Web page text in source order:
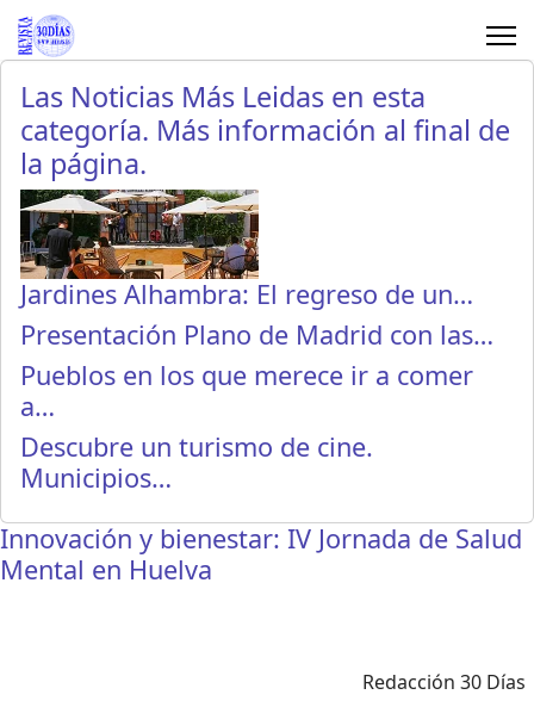
Las Noticias Más Leidas en esta
categoría. Más información al final de
la página.
Jardines Alhambra: El regreso de un…
Presentación Plano de Madrid con las…
Pueblos en los que merece ir a comer
a…
Descubre un turismo de cine.
Municipios…
Innovación y bienestar: IV Jornada de Salud
Mental en Huelva
Redacción 30 Días